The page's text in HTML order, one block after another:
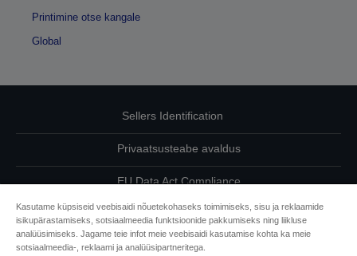
Printimine otse kangale
Global
Sellers Identification
Privaatsusteabe avaldus
EU Data Act Compliance
Võtke meiega oma andmete osas ühendust
Cookie Information
Kasutame küpsiseid veebisaidi nõuetekohaseks toimimiseks, sisu ja reklaamide
isikupärastamiseks, sotsiaalmeedia funktsioonide pakkumiseks ning liikluse
analüüsimiseks. Jagame teie infot meie veebisaidi kasutamise kohta ka meie
sotsiaalmeedia-, reklaami ja analüüsipartneritega.